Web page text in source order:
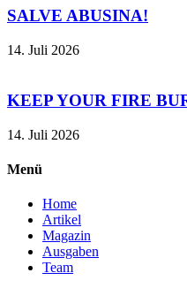
SALVE ABUSINA!
14. Juli 2026
KEEP YOUR FIRE
14. Juli 2026
Menü
Home
Artikel
Magazin
Ausgaben
Team